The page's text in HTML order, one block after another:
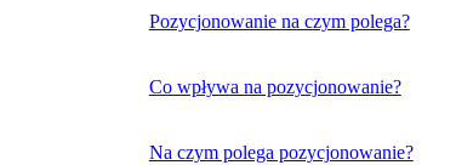
Pozycjonowanie na czym polega?
Co wpływa na pozycjonowanie?
Na czym polega pozycjonowanie?